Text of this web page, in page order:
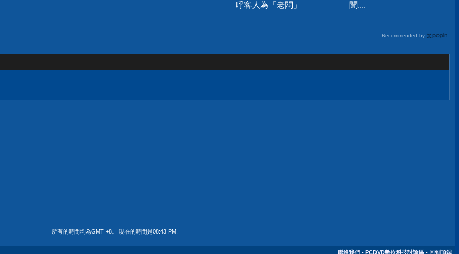
呼客人為「老闆」
聞....
Recommended by
所有的時間均為GMT +8。 現在的時間是08:43 PM
聯絡我們 - PCDVD數位科技討論區 - 回到頂端